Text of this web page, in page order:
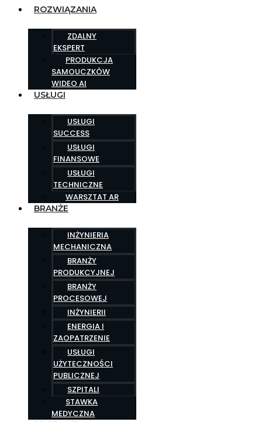
ROZWIĄZANIA
ZDALNY
EKSPERT
PRODUKCJA
SAMOUCZKÓW
WIDEO AI
USŁUGI
USŁUGI
SUCCESS
USŁUGI
FINANSOWE
USŁUGI
TECHNICZNE
WARSZTAT AR
BRANŻE
INŻYNIERIA
MECHANICZNA
BRANŻY
PRODUKCYJNEJ
BRANŻY
PROCESOWEJ
INŻYNIERII
ENERGIA I
ZAOPATRZENIE
USŁUGI
UŻYTECZNOŚCI
PUBLICZNEJ
SZPITALI
STAWKA
MEDYCZNA